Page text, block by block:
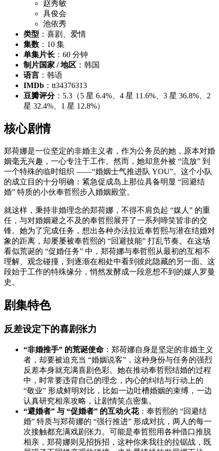
赵秀敏
具俊会
池依秀
类型 ：喜剧、爱情
集数 ：10 集
单集片长 ：60 分钟
制片国家 / 地区 ：韩国
语言 ：韩语
IMDb ：tt34376313
豆瓣评分：5.3（5 星 6.4%、4 星 11.6%、3 星 36.8%、2
星 32.4%、1 星 12.8%）
核心剧情
郑荷娜是一位坚定的非婚主义者，作为公务员的她，原本对婚
姻毫无兴趣，一心专注于工作。然而，她却意外被 “流放” 到
一个特殊的临时组织 ——“婚姻士气推进队 YOU”。这个小队
的成立目的十分明确：紧急促成岛上那位具备明显 “回避结
婚” 特质的小伙奉哲熙步入婚姻殿堂。
就这样，秉持非婚理念的郑荷娜，不得不肩负起 “媒人” 的重
任，与对婚姻避之不及的奉哲熙展开了一系列啼笑皆非的交
锋。她为了完成任务，想出各种办法拉近奉哲熙与潜在结婚对
象的距离，却屡屡被奉哲熙的 “回避技能” 打乱节奏。在这场
看似荒诞的 “促婚任务” 中，郑荷娜与奉哲熙从最初的互相不
理解、观念碰撞，到逐渐在相处中看到彼此隐藏的另一面。这
段始于工作的特殊缘分，悄然发酵成一段意想不到的媒人罗曼
史。
剧集特色
反差设定下的喜剧张力
“非婚推手” 的荒诞使命 ：郑荷娜自身是坚定的非婚主义
者，却要被迫充当 “婚姻说客”，这种身份与任务的强烈
反差本身就充满喜剧色彩。她在推动奉哲熙结婚的过程
中，时常要违背自己的理念，内心的纠结与行动上的
“敬业” 形成鲜明对比，比如一边吐槽婚姻的束缚，一边
认真研究相亲攻略，让剧情笑点密集。
“避婚者” 与 “促婚者” 的互动火花：奉哲熙的 “回避结
婚” 特质与郑荷娜的 “强行推进” 形成对抗，两人的每一
次接触都充满戏剧张力。可能是奉哲熙用各种借口推脱
相亲，郑荷娜则见招拆招，这种你来我往的拉锯战，既